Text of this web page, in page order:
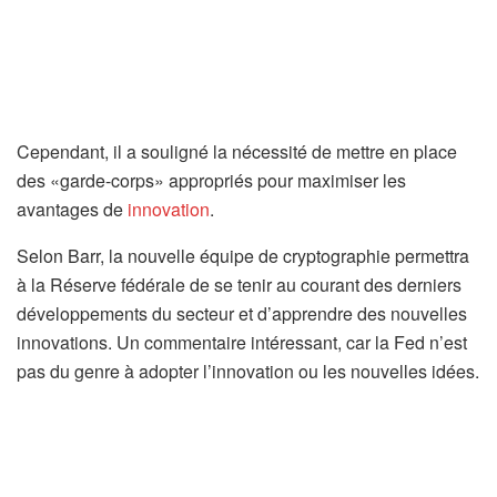
Cependant, il a souligné la nécessité de mettre en place
des «garde-corps» appropriés pour maximiser les
avantages de innovation.
Selon Barr, la nouvelle équipe de cryptographie permettra
à la Réserve fédérale de se tenir au courant des derniers
développements du secteur et d’apprendre des nouvelles
innovations. Un commentaire intéressant, car la Fed n’est
pas du genre à adopter l’innovation ou les nouvelles idées.